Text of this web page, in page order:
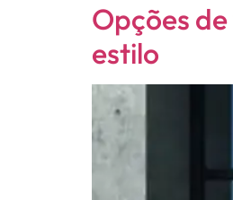
Opções
estilo